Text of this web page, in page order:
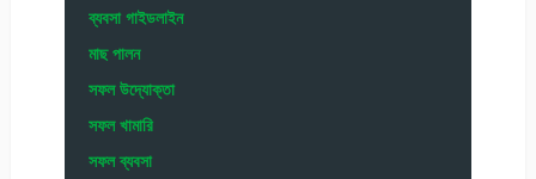
ব্যবসা গাইডলাইন
মাছ পালন
সফল উদ্যোক্তা
সফল খামারি
সফল ব্যবসা